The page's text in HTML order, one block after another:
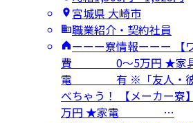
宮城県 大崎市
職業紹介・契約社員
ーーー寮情報ーーー
費 0～5万円 ★
電 有 ※「友人・彼女
べちゃう！ 【メーカ
万円 ★家電 …